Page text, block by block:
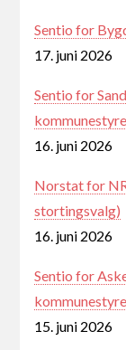
Sentio for
17. juni 2026
Sentio for
16. juni 2026
Norstat for
stortingsvalg)
16. juni 2026
Sentio for
15. juni 2026